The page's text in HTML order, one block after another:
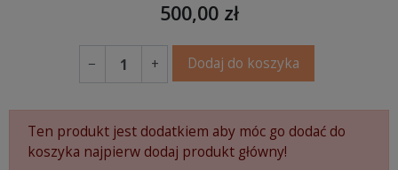
500,00 zł
− + Dodaj do koszyka
Ten produkt jest dodatkiem aby móc go dodać do
koszyka najpierw dodaj produkt główny!